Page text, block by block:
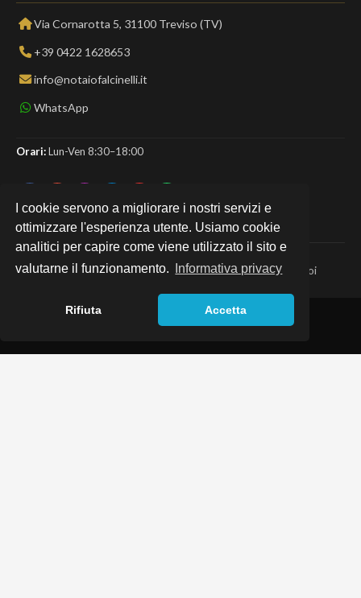
I cookie servono a migliorare i nostri servizi e
ottimizzare l'esperienza utente. Usiamo cookie
analitici per capire come viene utilizzato il sito e
valutarne il funzionamento.
Informativa privacy
Rifiuta Accetta
Via Cornarotta 5, 31100 Treviso (TV)
+39 0422 1628653
info@notaiofalcinelli.it
WhatsApp
Orari:Lun-Ven 8:30–18:00
Home·Servizi·Contatti·News·Infografiche·Lavora con noi
2026Notaio Andrea Falcinelli— Tutti i diritti riservati